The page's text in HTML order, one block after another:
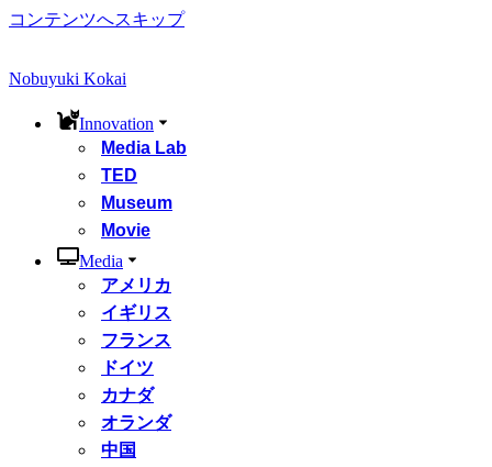
コンテンツへスキップ
Nobuyuki Kokai
Innovation
Media Lab
TED
Museum
Movie
Media
アメリカ
イギリス
フランス
ドイツ
カナダ
オランダ
中国